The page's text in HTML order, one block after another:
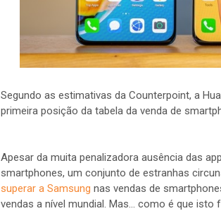
Segundo as estimativas da Counterpoint, a
primeira posição da tabela da venda de
Apesar da muita penalizadora ausência das
smartphones, um conjunto de estranhas
superar a Samsung nas vendas de
vendas a nível mundial. Mas... como é que isto